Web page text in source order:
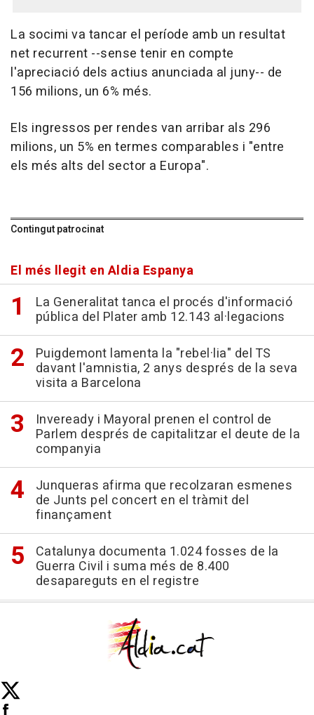
La socimi va tancar el període amb un resultat
net recurrent --sense tenir en compte
l'apreciació dels actius anunciada al juny-- de
156 milions, un 6% més.
Els ingressos per rendes van arribar als 296
milions, un 5% en termes comparables i "entre
els més alts del sector a Europa".
Contingut patrocinat
El més llegit en Aldia Espanya
La Generalitat tanca el procés d'informació
pública del Plater amb 12.143 al·legacions
Puigdemont lamenta la "rebel·lia" del TS
davant l'amnistia, 2 anys després de la seva
visita a Barcelona
Inveready i Mayoral prenen el control de
Parlem després de capitalitzar el deute de la
companyia
Junqueras afirma que recolzaran esmenes
de Junts pel concert en el tràmit del
finançament
Catalunya documenta 1.024 fosses de la
Guerra Civil i suma més de 8.400
desapareguts en el registre